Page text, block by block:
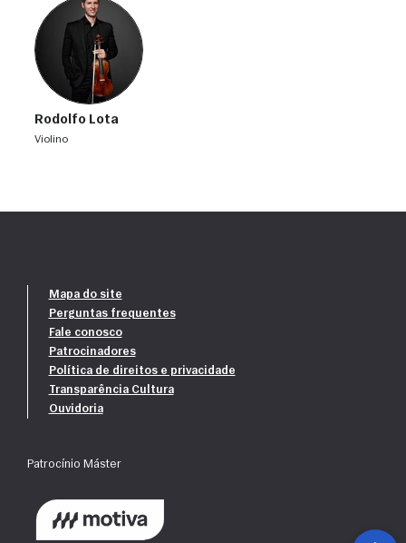
Rodolfo Lota
violino
Mapa do site
Perguntas frequentes
Fale conosco
Patrocinadores
Política de direitos e privacidade
Transparência Cultura
Ouvidoria
Patrocínio Máster